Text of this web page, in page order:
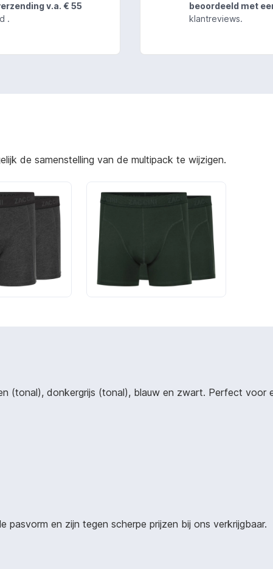
v.a. € 55
.
beoordeeld met
klantreviews.
de samenstelling van de multipack te wijzigen.
(tonal), donkergrijs (tonal), blauw en zwart. Perfect voor
en zijn tegen scherpe prijzen bij ons verkrijgbaar.